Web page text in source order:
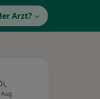
Arzt?